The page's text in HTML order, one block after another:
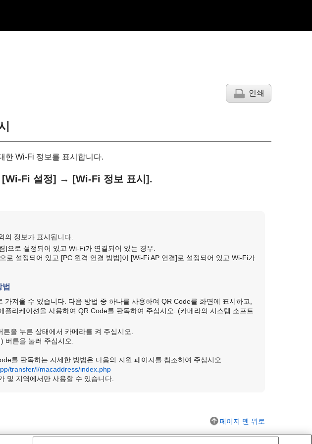
인쇄
한 Wi-Fi 정보를 표시합니다.
[Wi-Fi 설정] → [Wi-Fi 정보 표시] .
의 정보가 표시됩니다.
]으로 설정되어 있고 Wi-Fi가 연결되어 있는 경우.
으로 설정되어 있고 [PC 원격 연결 방법]이 [Wi-Fi AP 연결]로 설정되어 있고 Wi-Fi가
가져올 수 있습니다. 다음 방법 중 하나를 사용하여 QR Code를 화면에 표시하고,
플리케이션을 사용하여 QR Code를 판독하여 주십시오. (카메라의 시스템 소프트
튼을 누른 상태에서 카메라를 켜 주십시오.
버튼을 눌러 주십시오.
를 판독하는 자세한 방법은 다음의 지원 페이지를 참조하여 주십시오.
transfer/l/macaddress/index.php
및 지역에서만 사용할 수 있습니다.
페이지 맨 위로